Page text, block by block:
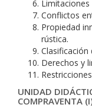
Conflictos
Propiedad
rústica.
Clasificación
Derechos y
UNIDAD
COMPRAVENTA